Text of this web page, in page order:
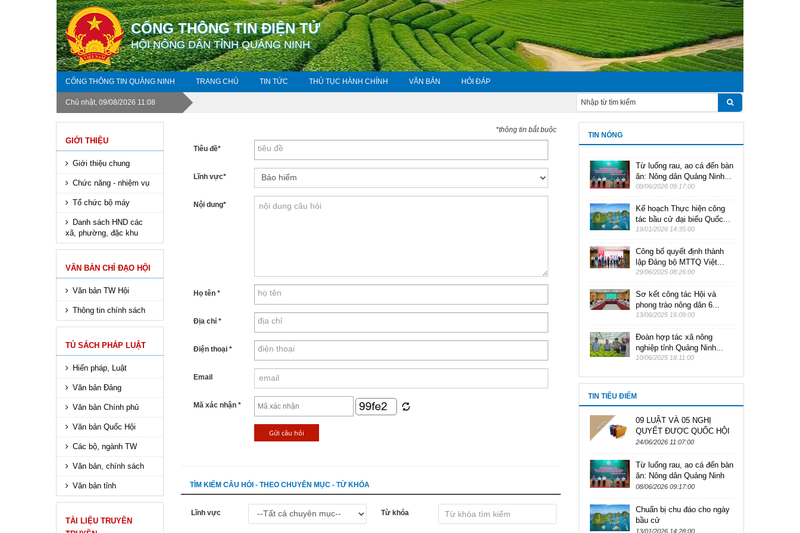
CỔNG THÔNG TIN ĐIỆN TỬ
HỘI NÔNG DÂN TỈNH QUẢNG NINH
CỔNG THÔNG TIN QUẢNG NINH TRANG CHỦ TIN TỨC THỦ TỤC HÀNH CHÍNH VĂN BẢN HỎI ĐÁP
Chủ nhật, 09/08/2026 11:08
GIỚI THIỆU
Giới thiệu chung
Chức năng - nhiệm vụ
Tổ chức bộ máy
Danh sách HND các
xã, phường, đặc khu
VĂN BẢN CHỈ ĐẠO HỘI
Văn bản TW Hội
Thông tin chính sách
TỦ SÁCH PHÁP LUẬT
Hiến pháp, Luật
Văn bản Đảng
Văn bản Chính phủ
Văn bản Quốc Hội
Các bộ, ngành TW
Văn bản, chính sách
Văn bản tỉnh
TÀI LIỆU TRUYÊN
*thông tin bắt buộc
Tiêu đề*
Lĩnh vực*
Nội dung*
Họ tên *
Địa chỉ *
Điện thoại *
Email
Mã xác nhận *
TÌM KIẾM CÂU HỎI - THEO CHUYÊN MỤC - TỪ KHÓA
Lĩnh vực Từ khóa
TIN NÓNG
Từ luống rau, ao cá đến bàn
ăn: Nông dân Quảng Ninh...
08/06/2026 09:17:00
Kế hoạch Thực hiện công
tác bầu cử đại biểu Quốc...
19/01/2026 14:35:00
Công bố quyết định thành
lập Đảng bộ MTTQ Việt...
29/06/2025 08:26:00
Sơ kết công tác Hội và
phong trào nông dân 6...
13/06/2025 16:09:00
Đoàn hợp tác xã nông
nghiệp tỉnh Quảng Ninh...
10/06/2025 18:11:00
TIN TIÊU ĐIỂM
09 LUẬT VÀ 05 NGHỊ
QUYẾT ĐƯỢC QUỐC HỘI
KHÓA XVI THÔNG QUA
24/06/2026 11:07:00
Từ luống rau, ao cá đến bàn
ăn: Nông dân Quảng Ninh
bắt tay làm thực phẩm sạch
08/06/2026 09:17:00
Chuẩn bị chu đáo cho ngày
bầu cử
13/01/2026 14:28:00